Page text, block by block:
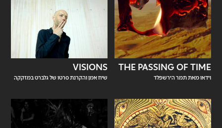
THE PASSING OF TIME
וידאו מאת תמר הירשפלד
VISIONS
שיח אמן והקרנת סרטו של גלברט במזקקה